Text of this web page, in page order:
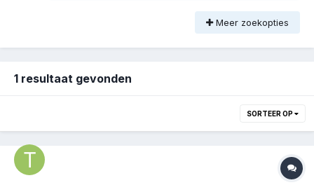
Meer zoekopties
1 resultaat gevonden
SORTEER OP